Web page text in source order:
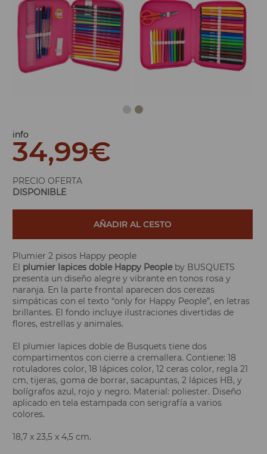
info
34,99€
PRECIO OFERTA
DISPONIBLE
AÑADIR AL CESTO
Plumier 2 pisos Happy people
El plumier lapices doble Happy Peopleby BUSQUETS
presenta un diseño alegre y vibrante en tonos rosa y
naranja. En la parte frontal aparecen dos cerezas
simpáticas con el texto “only for Happy People”, en letras
brillantes. El fondo incluye ilustraciones divertidas de
flores, estrellas y animales.
El plumier lapices doble de Busquets tiene dos
compartimentos con cierre a cremallera. Contiene: 18
rotuladores color, 18 lápices color, 12 ceras color, regla 21
cm, tijeras, goma de borrar, sacapuntas, 2 lápices HB, y
bolígrafos azul, rojo y negro. Material: poliester. Diseño
aplicado en tela estampada con serigrafía a varios
colores.
18,7 x 23,5 x 4,5 cm.